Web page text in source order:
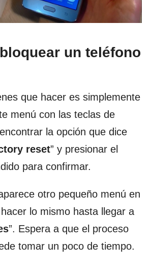
un teléfono
que hacer es simplemente
menú con las teclas de
la opción que dice
reset” y presionar el
para confirmar.
otro pequeño menú en
lo mismo hasta llegar a
”. Espera a que el proceso
tomar un poco de tiempo.